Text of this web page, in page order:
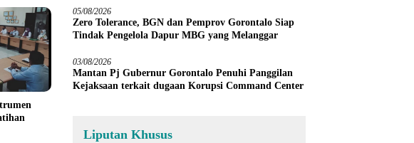
05/08/2026
Zero Tolerance, BGN dan Pemprov Gorontalo Siap
Tindak Pengelola Dapur MBG yang Melanggar
03/08/2026
Mantan Pj Gubernur Gorontalo Penuhi Panggilan
Kejaksaan terkait dugaan Korupsi Command Center
Liputan Khusus